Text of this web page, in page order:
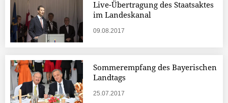
Live-Übertragung des Staatsaktes
im Landeskanal
09.08.2017
Sommerempfang des Bayerischen
Landtags
25.07.2017